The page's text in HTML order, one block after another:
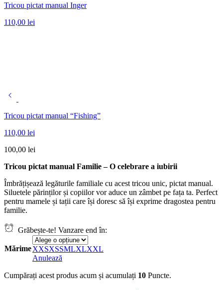
Tricou pictat manual Inger
110,00 lei
Tricou pictat manual “Fishing”
110,00 lei
100,00 lei
Tricou pictat manual Familie – O celebrare a iubirii
Îmbrățișează legăturile familiale cu acest tricou unic, pictat manual.
Siluetele părinților și copiilor vor aduce un zâmbet pe fața ta. Perfect
pentru mamele și tații care își doresc să își exprime dragostea pentru
familie.
Grăbește-te! Vanzare end în:
MărimeXXSXSSMLXLXXL
Anulează
Cumpărați acest produs acum și acumulați 10 Puncte.